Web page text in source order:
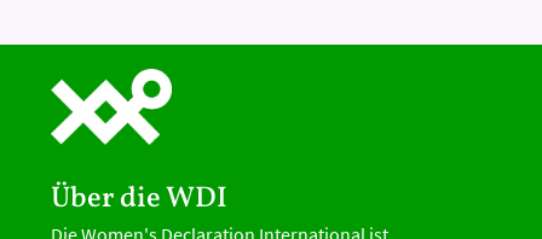
Über die WDI